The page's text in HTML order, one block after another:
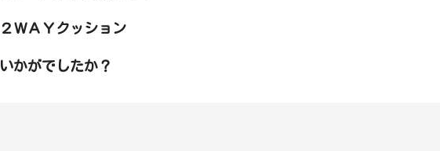
２ＷＡＹクッション
いかがでしたか？